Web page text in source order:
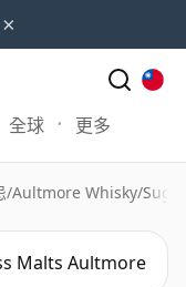
×
全球 更多
/Aultmore Whisky/